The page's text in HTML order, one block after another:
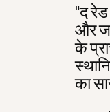
"द रेड
और
के
का